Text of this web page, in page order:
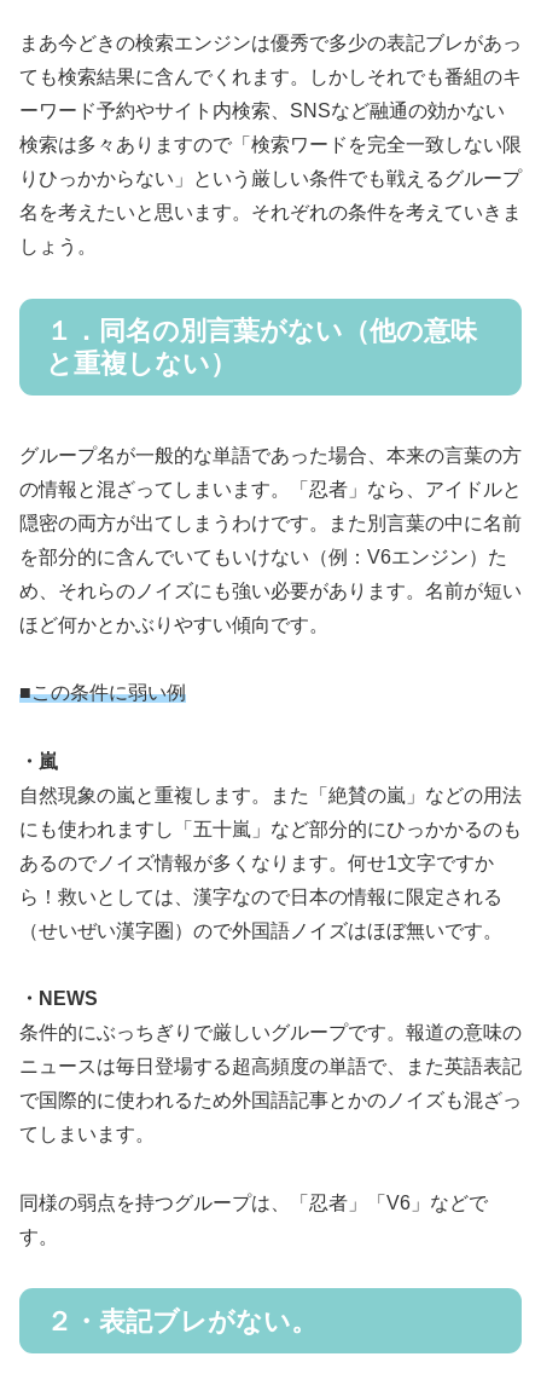
まあ今どきの検索エンジンは優秀で多少の表記ブレがあっ
ても検索結果に含んでくれます。しかしそれでも番組のキ
ーワード予約やサイト内検索、SNSなど融通の効かない
検索は多々ありますので「検索ワードを完全一致しない限
りひっかからない」という厳しい条件でも戦えるグループ
名を考えたいと思います。それぞれの条件を考えていきま
しょう。
１．同名の別言葉がない（他の意味
と重複しない）
グループ名が一般的な単語であった場合、本来の言葉の方
の情報と混ざってしまいます。「忍者」なら、アイドルと
隠密の両方が出てしまうわけです。また別言葉の中に名前
を部分的に含んでいてもいけない（例：V6エンジン）た
め、それらのノイズにも強い必要があります。名前が短い
ほど何かとかぶりやすい傾向です。
■この条件に弱い例
・嵐
自然現象の嵐と重複します。また「絶賛の嵐」などの用法
にも使われますし「五十嵐」など部分的にひっかかるのも
あるのでノイズ情報が多くなります。何せ1文字ですか
ら！救いとしては、漢字なので日本の情報に限定される
（せいぜい漢字圏）ので外国語ノイズはほぼ無いです。
・NEWS
条件的にぶっちぎりで厳しいグループです。報道の意味の
ニュースは毎日登場する超高頻度の単語で、また英語表記
で国際的に使われるため外国語記事とかのノイズも混ざっ
てしまいます。
同様の弱点を持つグループは、「忍者」「V6」などで
す。
２・表記ブレがない。